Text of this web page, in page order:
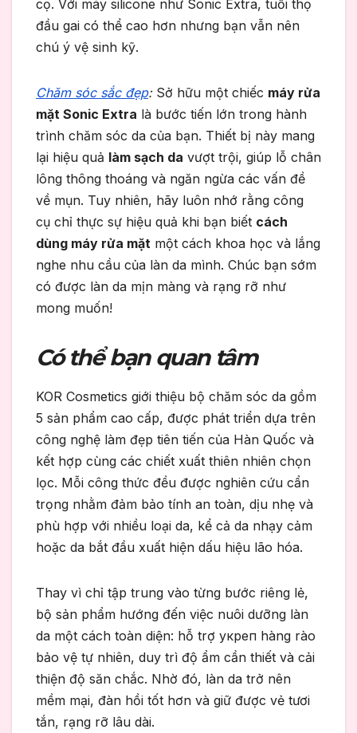
cọ. Với máy silicone như Sonic Extra, tuổi thọ
đầu gai có thể cao hơn nhưng bạn vẫn nên
chú ý vệ sinh kỹ.
Chăm sóc sắc đẹp:Sở hữu một chiếc máy rửa
mặt Sonic Extra là bước tiến lớn trong hành
trình chăm sóc da của bạn. Thiết bị này mang
lại hiệu quả làm sạch da vượt trội, giúp lỗ chân
lông thông thoáng và ngăn ngừa các vấn đề
về mụn. Tuy nhiên, hãy luôn nhớ rằng công
cụ chỉ thực sự hiệu quả khi bạn biết cách
dùng máy rửa mặt một cách khoa học và lắng
nghe nhu cầu của làn da mình. Chúc bạn sớm
có được làn da mịn màng và rạng rỡ như
mong muốn!
Có thể bạn quan tâm
KOR Cosmetics giới thiệu bộ chăm sóc da gồm
5 sản phẩm cao cấp, được phát triển dựa trên
công nghệ làm đẹp tiên tiến của Hàn Quốc và
kết hợp cùng các chiết xuất thiên nhiên chọn
lọc. Mỗi công thức đều được nghiên cứu cẩn
trọng nhằm đảm bảo tính an toàn, dịu nhẹ và
phù hợp với nhiều loại da, kể cả da nhạy cảm
hoặc da bắt đầu xuất hiện dấu hiệu lão hóa.
Thay vì chỉ tập trung vào từng bước riêng lẻ,
bộ sản phẩm hướng đến việc nuôi dưỡng làn
da một cách toàn diện: hỗ trợ укреп hàng rào
bảo vệ tự nhiên, duy trì độ ẩm cần thiết và cải
thiện độ săn chắc. Nhờ đó, làn da trở nên
mềm mại, đàn hồi tốt hơn và giữ được vẻ tươi
tắn, rạng rỡ lâu dài.